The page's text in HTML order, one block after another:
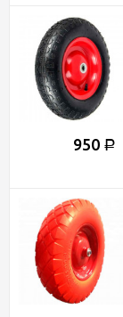
950 Р